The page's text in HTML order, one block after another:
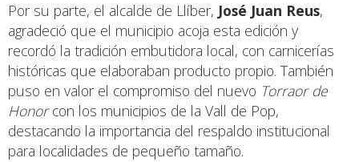
Por su parte, el alcalde de Llíber, José Juan Reus,
agradeció que el municipio acoja esta edición y
recordó la tradición embutidora local, con carnicerías
históricas que elaboraban producto propio. También
puso en valor el compromiso del nuevo Torraor de
Honorcon los municipios de la Vall de Pop,
destacando la importancia del respaldo institucional
para localidades de pequeño tamaño.